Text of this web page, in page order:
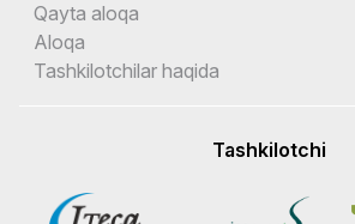
Qayta aloqa
Aloqa
Tashkilotchilar haqida
Tashkilotchi